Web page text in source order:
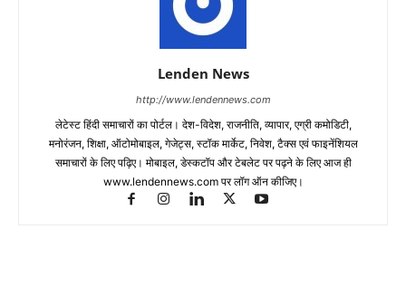
Lenden News
http://www.lendennews.com
लेटेस्ट हिंदी समाचारों का पोर्टल। देश-विदेश, राजनीति, व्यापार, एग्री कमोडिटी,
मनोरंजन, शिक्षा, ऑटोमोबाइल, गेजेट्स, स्टॉक मार्केट, निवेश, टैक्स एवं फाइनेंशियल
समाचारों के लिए पढ़िए। मोबाइल, डेस्कटॉप और टेबलेट पर पढ़ने के लिए आज ही
www.lendennews.com पर लॉग ऑन कीजिए।